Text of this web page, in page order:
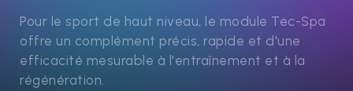
Pour le sport de haut niveau, le module Tec-Spa
offre un complément précis, rapide et d'une
efficacité mesurable à l'entraînement et à la
régénération.